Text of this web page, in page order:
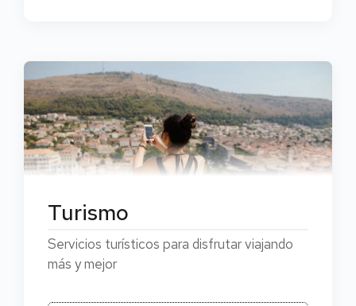
Turismo
Servicios turísticos para disfrutar viajando
más y mejor